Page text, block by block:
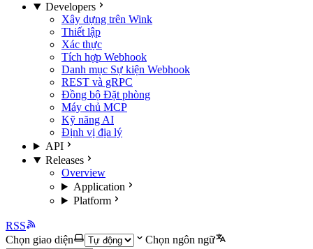
Developers
Xây dựng trên Wink
Thiết lập
Xác thực
Tích hợp Webhook
Danh mục Sự kiện Webhook
REST và gRPC
Đồng bộ Đặt phòng
Máy chủ MCP
Kỹ năng AI
Định vị địa lý
API
Releases
Overview
Application
Platform
RSS
Chọn giao diện
Chọn ngôn ngữ